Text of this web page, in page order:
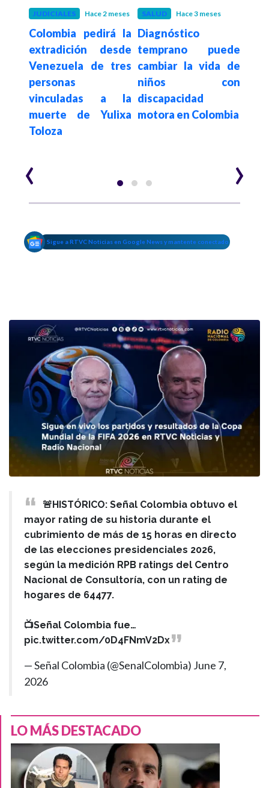
JUDICIALES Hace 2 meses
Colombia pedirá la
extradición desde
Venezuela de tres
personas
vinculadas a la
muerte de Yulixa
Toloza
SALUD Hace 3 meses
Diagnóstico
temprano puede
cambiar la vida de
niños con
discapacidad
motora en Colombia
‹ ›
Sigue a RTVC Noticias en Google News y mantente conectado
🚨HISTÓRICO: Señal Colombia obtuvo el
mayor rating de su historia durante el
cubrimiento de más de 15 horas en directo
de las elecciones presidenciales 2026,
según la medición RPB ratings del Centro
Nacional de Consultoría, con un rating de
hogares de 64477.
📺Señal Colombia fue…
pic.twitter.com/0D4FNmV2Dx
— Señal Colombia (@SenalColombia) June 7,
2026
LO MÁS DESTACADO